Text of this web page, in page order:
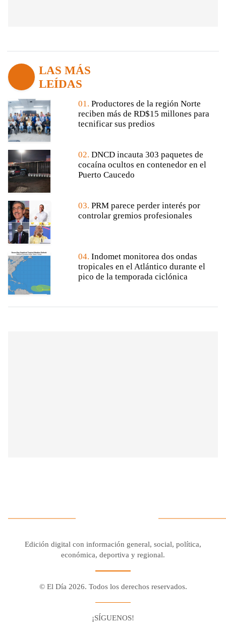
LAS MÁS
LEÍDAS
01. Productores de la región Norte
reciben más de RD$15 millones para
tecnificar sus predios
02. DNCD incauta 303 paquetes de
cocaína ocultos en contenedor en el
Puerto Caucedo
03. PRM parece perder interés por
controlar gremios profesionales
04. Indomet monitorea dos ondas
tropicales en el Atlántico durante el
pico de la temporada ciclónica
Edición digital con información general, social, política,
económica, deportiva y regional.
© El Día 2026. Todos los derechos reservados.
¡SÍGUENOS!